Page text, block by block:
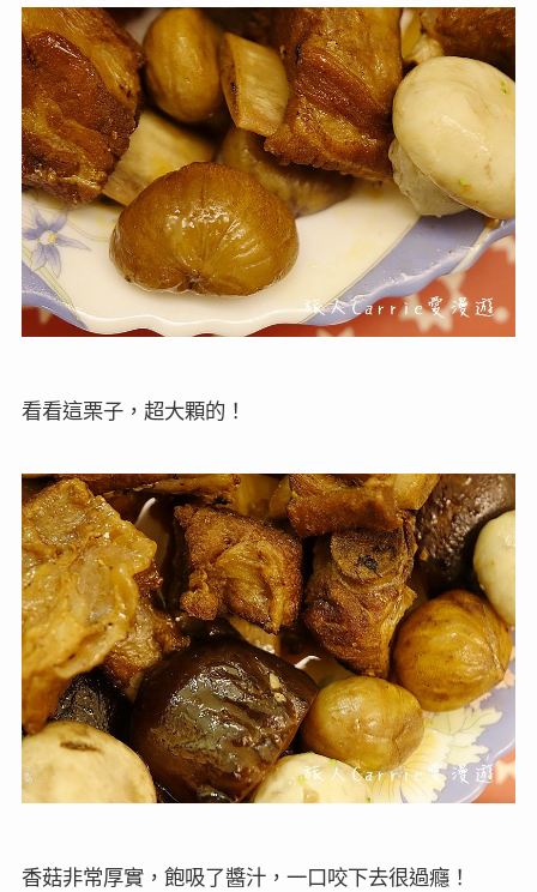
看看這栗子，超大顆的！
香菇非常厚實，飽吸了醬汁，一口咬下去很過癮！